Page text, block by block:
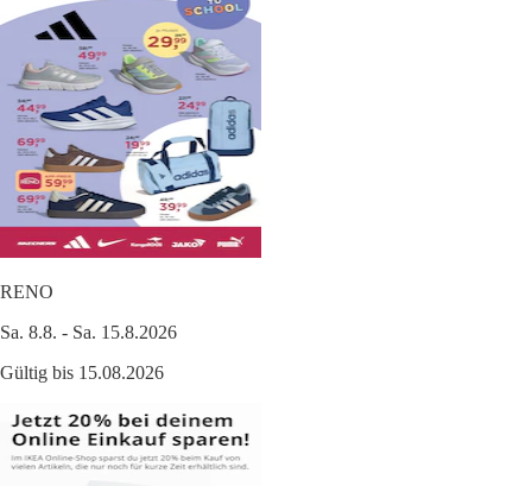
RENO
Sa. 8.8. - Sa. 15.8.2026
Gültig bis 15.08.2026